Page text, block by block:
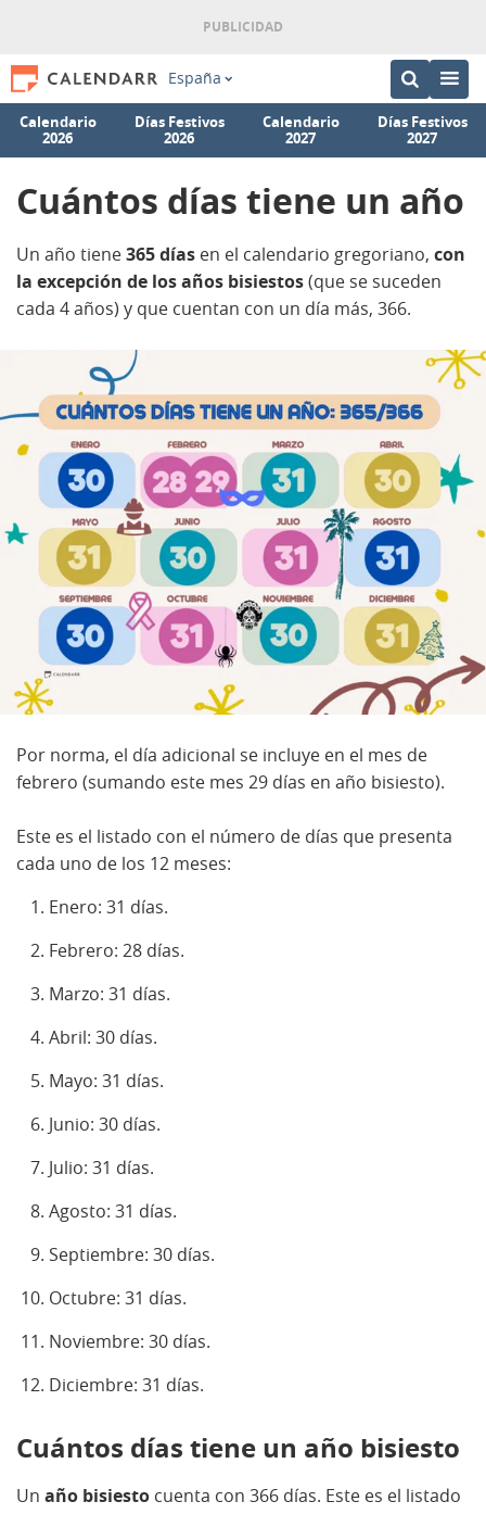
España
Calendario
2026
Días Festivos
2026
Calendario
2027
Días Festivos
2027
Cuántos días tiene un año
Un año tiene365 días en el calendario gregoriano, con
la excepción de los años bisiestos(que se suceden
cada 4 años) y que cuentan con un día más, 366.
Por norma, el día adicional se incluye en el mes de
febrero (sumando este mes 29 días en año bisiesto).
Este es el listado con el número de días que presenta
cada uno de los 12 meses:
Enero: 31 días.
Febrero: 28 días.
Marzo: 31 días.
Abril: 30 días.
Mayo: 31 días.
Junio: 30 días.
Julio: 31 días.
Agosto: 31 días.
Septiembre: 30 días.
Octubre: 31 días.
Noviembre: 30 días.
Diciembre: 31 días.
Cuántos días tiene un año bisiesto
Un año bisiesto cuenta con 366 días. Este es el listado